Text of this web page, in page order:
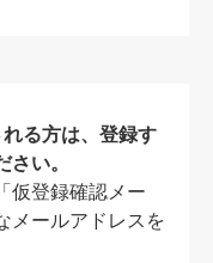
る方は、登録す
い。
仮登録確認メー
メールアドレスを